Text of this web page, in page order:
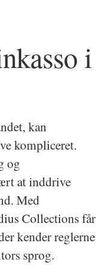
i
kan
kompliceret.
og
at inddrive
Med
Collections får
kender reglerne
sprog.